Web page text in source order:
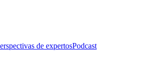
de expertosPodcast